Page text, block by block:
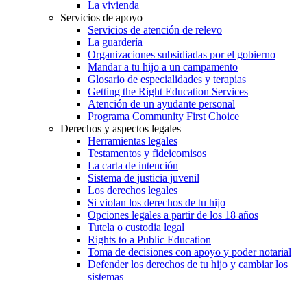
La vivienda
Servicios de apoyo
Servicios de atención de relevo
La guardería
Organizaciones subsidiadas por el gobierno
Mandar a tu hijo a un campamento
Glosario de especialidades y terapias
Getting the Right Education Services
Atención de un ayudante personal
Programa Community First Choice
Derechos y aspectos legales
Herramientas legales
Testamentos y fideicomisos
La carta de intención
Sistema de justicia juvenil
Los derechos legales
Si violan los derechos de tu hijo
Opciones legales a partir de los 18 años
Tutela o custodia legal
Rights to a Public Education
Toma de decisiones con apoyo y poder notarial
Defender los derechos de tu hijo y cambiar los
sistemas